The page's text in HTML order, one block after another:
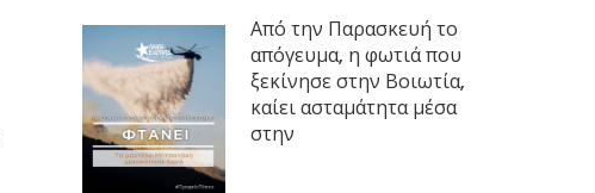
Από την Παρασκευή το
απόγευμα, η φωτιά που
ξεκίνησε στην Βοιωτία,
καίει ασταμάτητα μέσα
στην